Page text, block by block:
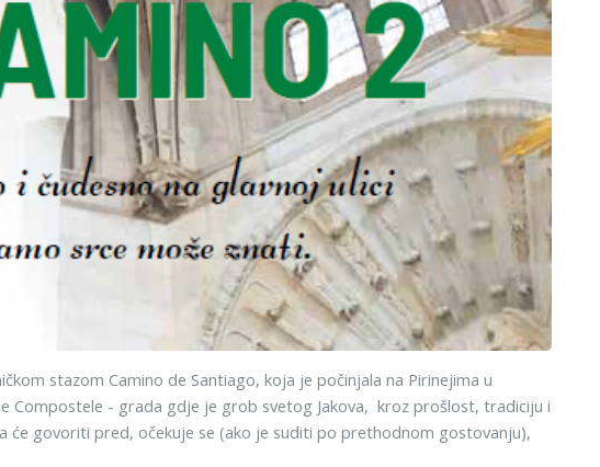
stazom Camino de Santiago, koja je počinjala na Pirinejima u
Compostele - grada gdje je grob svetog Jakova, kroz prošlost, tradiciju i
će govoriti pred, očekuje se (ako je suditi po prethodnom gostovanju),